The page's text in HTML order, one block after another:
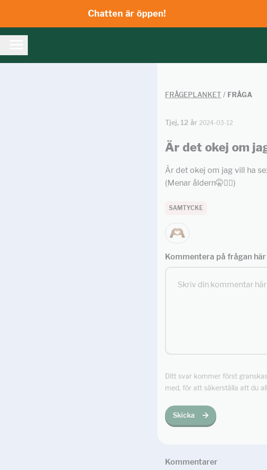
Chatten är öppen!
FRÅGEPLANKET / FRÅGA
Tjej, 12 år 2024-03-12
Är det okej om
Är det okej om jag vill ha
(Menar åldern🤫🧏‍♀️)
SAMTYCKE
Kommentera på frågan här
Ditt svar kommer först
med, för att säkerställa att du
Skicka
Kommentarer